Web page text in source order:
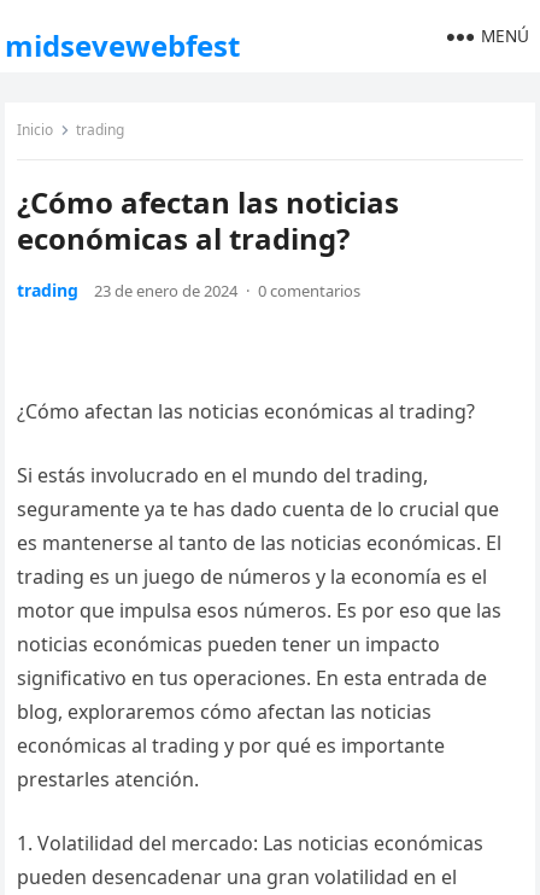
midsevewebfest MENÚ
Inicio trading
¿Cómo afectan las noticias
económicas al trading?
trading 23 de enero de 2024 · 0 comentarios
¿Cómo afectan las noticias económicas al trading?
Si estás involucrado en el mundo del trading,
seguramente ya te has dado cuenta de lo crucial que
es mantenerse al tanto de las noticias económicas. El
trading es un juego de números y la economía es el
motor que impulsa esos números. Es por eso que las
noticias económicas pueden tener un impacto
significativo en tus operaciones. En esta entrada de
blog, exploraremos cómo afectan las noticias
económicas al trading y por qué es importante
prestarles atención.
1. Volatilidad del mercado: Las noticias económicas
pueden desencadenar una gran volatilidad en el